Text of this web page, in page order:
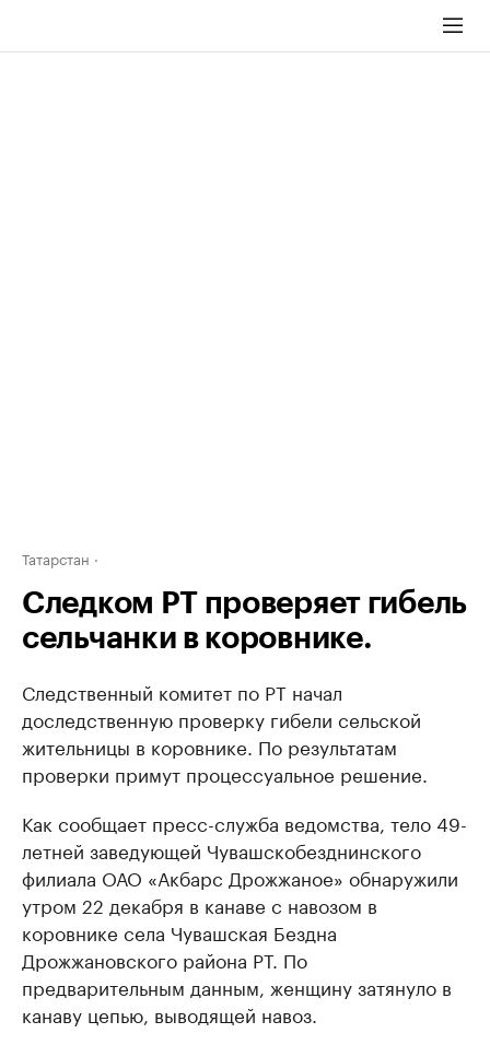
Татарстан
Следком РТ проверяет гибель
сельчанки в коровнике.
Следственный комитет по РТ начал
доследственную проверку гибели сельской
жительницы в коровнике. По результатам
проверки примут процессуальное решение.
Как сообщает пресс-служба ведомства, тело 49-
летней заведующей Чувашскобезднинского
филиала ОАО «Акбарс Дрожжаное» обнаружили
утром 22 декабря в канаве с навозом в
коровнике села Чувашская Бездна
Дрожжановского района РТ. По
предварительным данным, женщину затянуло в
канаву цепью, выводящей навоз.